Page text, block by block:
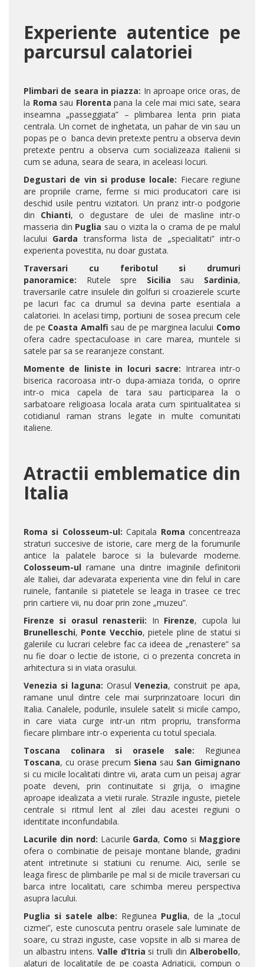
Experiente autentice pe
parcursul calatoriei
Plimbari de seara in piazza: In aproape orice oras, de
la Roma sau Florenta pana la cele mai mici sate, seara
inseamna „passeggiata” – plimbarea lenta prin piata
centrala. Un cornet de inghetata, un pahar de vin sau un
popas pe o banca devin pretexte pentru a observa devin
pretexte pentru a observa cum socializeaza italienii si
cum se aduna, seara de seara, in aceleasi locuri.
Degustari de vin si produse locale: Fiecare regiune
are propriile crame, ferme si mici producatori care isi
deschid usile pentru vizitatori. Un pranz intr-o podgorie
din Chianti, o degustare de ulei de masline intr-o
masseria din Puglia sau o vizita la o crama de pe malul
lacului Garda transforma lista de „specialitati” intr-o
experienta povestita, nu doar gustata.
Traversari cu feribotul si drumuri
panoramice: Rutele spre Sicilia sau Sardinia,
traversarile catre insulele din golfuri si croazierele scurte
pe lacuri fac ca drumul sa devina parte esentiala a
calatoriei. In acelasi timp, portiuni de sosea precum cele
de pe Coasta Amalfi sau de pe marginea lacului Como
ofera cadre spectaculoase in care marea, muntele si
satele par sa se rearanjeze constant.
Momente de liniste in locuri sacre: Intrarea intr-o
biserica racoroasa intr-o dupa-amiaza torida, o oprire
intr-o mica capela de tara sau participarea la o
sarbatoare religioasa locala arata cum spiritualitatea si
cotidianul raman strans legate in multe comunitati
italiene.
Atractii emblematice din
Italia
Roma si Colosseum-ul:Capitala Roma concentreaza
straturi succesive de istorie, care merg de la forumurile
antice la palatele baroce si la bulevarde moderne.
Colosseum-ul ramane una dintre imaginile definitorii
ale Italiei, dar adevarata experienta vine din felul in care
ruinele, fantanile si piatetele se leaga in trasee ce trec
prin cartiere vii, nu doar prin zone „muzeu”.
Firenze si orasul renasterii: In Firenze, cupola lui
Brunelleschi, Ponte Vecchio, pietele pline de statui si
galeriile cu lucrari celebre fac ca ideea de „renastere” sa
nu fie doar o lectie de istorie, ci o prezenta concreta in
arhitectura si in viata orasului.
Venezia si laguna: OrasulVenezia, construit pe apa,
ramane unul dintre cele mai surprinzatoare locuri din
Italia. Canalele, podurile, insulele satelit si micile campo,
in care viata curge intr-un ritm propriu, transforma
fiecare plimbare intr-o experienta cu totul speciala.
Toscana colinara si orasele sale: Regiunea
Toscana, cu orase precum Siena sau San Gimignano
si cu micile localitati dintre vii, arata cum un peisaj agrar
poate deveni, prin continuitate si grija, o imagine
aproape idealizata a vietii rurale. Strazile inguste, pietele
centrale si ritmul lent al zilei dau acestei regiuni o
identitate inconfundabila.
Lacurile din nord: Lacurile Garda, Como si Maggiore
ofera o combinatie de peisaje montane blande, gradini
atent intretinute si statiuni cu renume. Aici, serile se
leaga firesc de plimbarile pe mal si de micile traversari cu
barca intre localitati, care schimba mereu perspectiva
asupra lacului.
Puglia si satele albe: Regiunea Puglia, de la „tocul
cizmei”, este cunoscuta pentru orasele sale luminate de
soare, cu strazi inguste, case vopsite in alb si marea de
un albastru intens. Valle d’Itria si trulli din Alberobello,
alaturi de localitatile de pe coasta Adriaticii, compun o